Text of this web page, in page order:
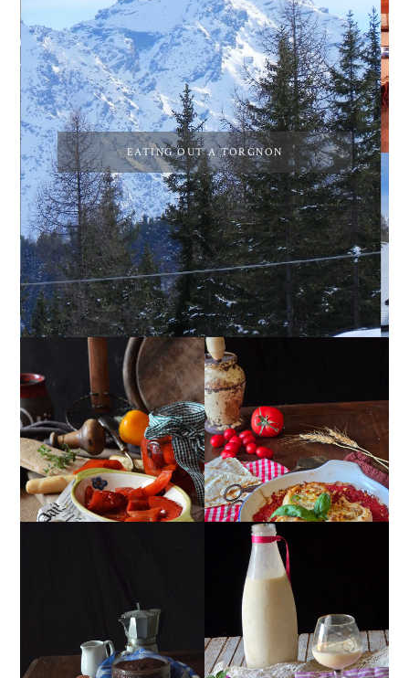
EATING OUT A TORGNON
PEPERONI ALLA
PIEMONTESE
GIRANDOLE DI
RICOTTA
MUG CAKE AL
CIOCCOLATO
MANDORLITO